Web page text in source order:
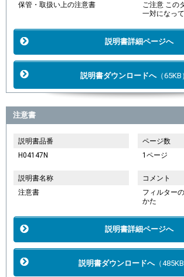
保管・取扱い上の注意書
ご注意 この
一対になっ
説明書詳細ページへ
説明書ダウンロードへ（65KB
注意書
説明書品番
H04147N
ページ数
1ページ
説明書名称
注意書
コメント
フィルター
かた
説明書詳細ページへ
説明書ダウンロードへ（485KB